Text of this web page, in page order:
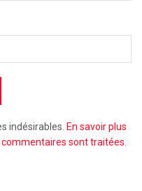
indésirables. En savoir plus
sont traitées.